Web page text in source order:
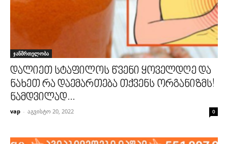
ჯანმრთელობა
დალიეთ სტაფილოს წვენი ყოველდღე და
ნახეთ რა დაემართება თქვენს ორგანიზმს!
ნამდვილად...
vap - აგვისტო 20, 2022 0